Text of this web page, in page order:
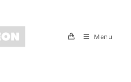
Menu